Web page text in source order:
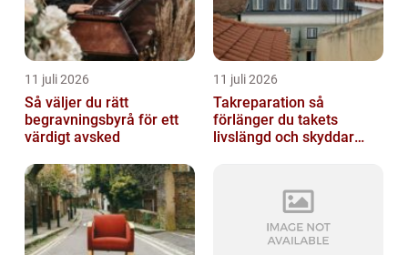
11 juli 2026
Så väljer du rätt
begravningsbyrå för ett
värdigt avsked
11 juli 2026
Takreparation så
förlänger du takets
livslängd och skyddar